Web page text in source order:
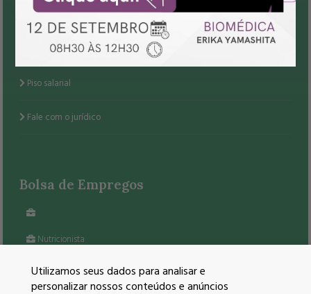
Fique Sócio
Convenções e Dissídios
Piso salarial
Fale com o jurídico
Bolsa de Empregos
Nutricionista
VEJA TODAS AS VAGAS
Utilizamos seus dados para analisar e
personalizar nossos conteúdos e anúncios